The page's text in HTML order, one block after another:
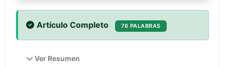
Artículo Completo 76 PALABRAS
Ver Resumen